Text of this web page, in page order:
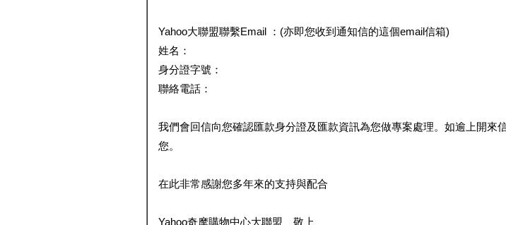
Yahoo大聯盟聯繫Email ：(亦即您收到通知信的這個email信箱)
姓名：
身分證字號：
聯絡電話：
我們會回信向您確認匯款身分證及匯款資訊為您做專案處理。如逾上開
您。
在此非常感謝您多年來的支持與配合
Yahoo奇摩購物中心大聯盟 敬上